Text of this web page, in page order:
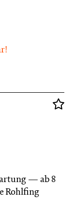
ab 8
Rohlfing